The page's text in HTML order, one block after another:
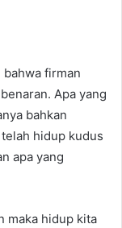
bahwa firman
Apa yang
bahkan
hidup kudus
apa yang
maka hidup kita